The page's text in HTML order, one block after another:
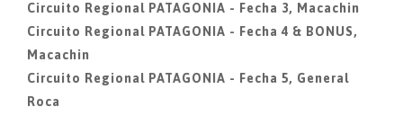
Circuito Regional PATAGONIA - Fecha 3, Macachin
Circuito Regional PATAGONIA - Fecha 4 & BONUS,
Macachin
Circuito Regional PATAGONIA - Fecha 5, General
Roca